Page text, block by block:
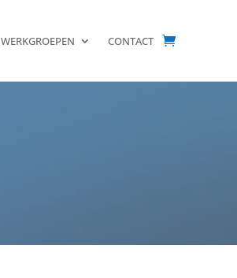
WERKGROEPEN CONTACT